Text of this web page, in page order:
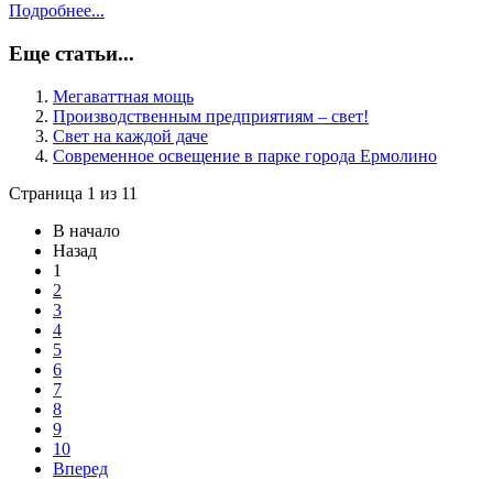
Подробнее...
Еще статьи...
Мегаваттная мощь
Производственным предприятиям – свет!
Свет на каждой даче
Современное освещение в парке города Ермолино
Страница 1 из 11
В начало
Назад
1
2
3
4
5
6
7
8
9
10
Вперед